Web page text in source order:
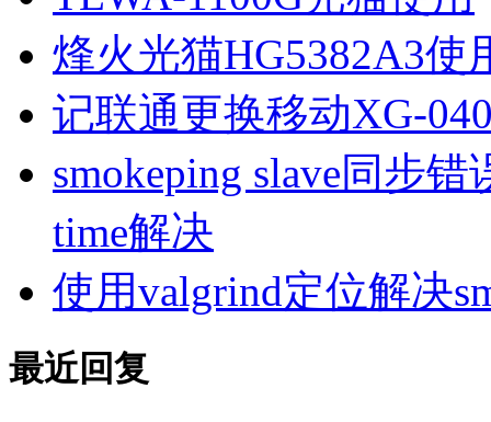
烽火光猫HG5382A3使
记联通更换移动XG-
smokeping slave同步错
time解决
使用valgrind定位解决
最近回复